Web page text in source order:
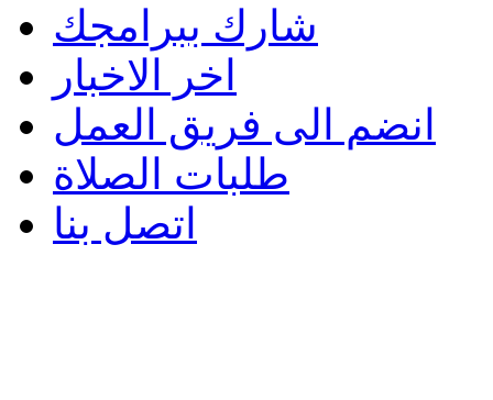
شارك ببرامجك
اخر الاخبار
انضم الى فريق العمل
طلبات الصلاة
اتصل بنا